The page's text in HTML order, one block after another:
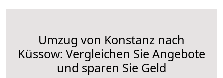
Umzug von Konstanz nach
Küssow: Vergleichen Sie Angebote
und sparen Sie Geld